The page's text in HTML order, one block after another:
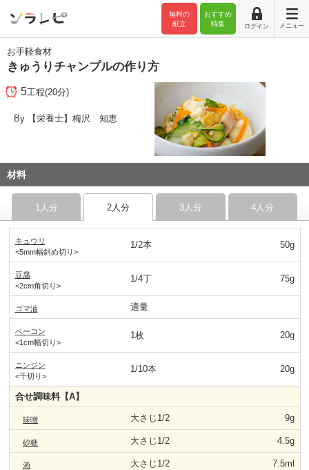
おすすめ
特集
無料の
献立
ログイン メニュー
お手軽食材
きゅうりチャンプルの作り方
5工程(20分)
By 【栄養士】梅沢 知恵
材料
1人分 2人分 3人分 4人分
キュウリ
<5mm幅斜め切り>
1/2本 50g
豆腐
<2cm角切り>
1/4丁 75g
ゴマ油 適量
ベーコン
<1cm幅切り>
1枚 20g
ニンジン
<千切り>
1/10本 20g
合せ調味料【A】
味噌 大さじ1/2 9g
砂糖 大さじ1/2 4.5g
酒 大さじ1/2 7.5ml